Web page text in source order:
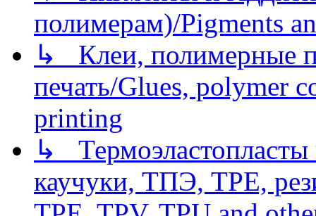
полимерам)/Pigments
↳ Клеи, полимерные
печать/Glues, polymer
printing
↳
каучуки, ТПЭ, TPE,